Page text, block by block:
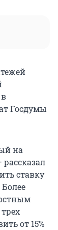
Госдумы
на
ставку
от 15%